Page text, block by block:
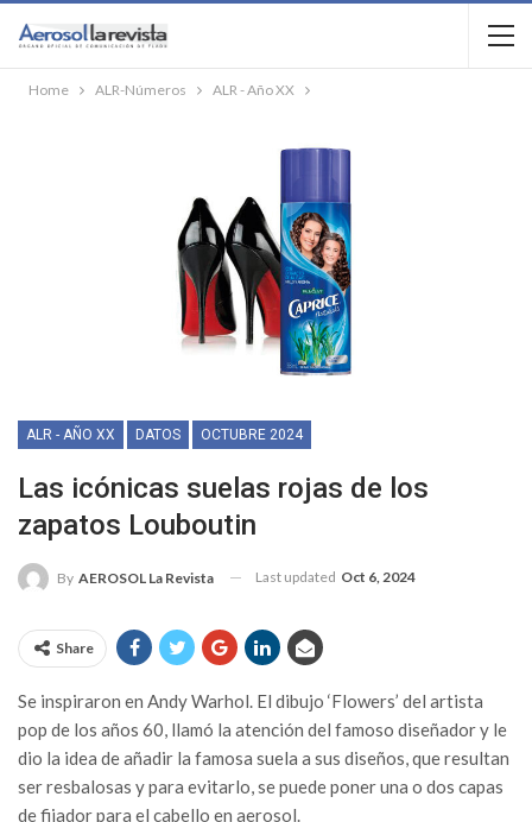
Home ALR-Números ALR - Año XX
ALR - AÑO XX DATOS OCTUBRE 2024
Las icónicas suelas rojas de los
zapatos Louboutin
By AEROSOL La Revista Last updated Oct 6, 2024
Share
Se inspiraron en Andy Warhol. El dibujo ‘Flowers’ del artista
pop de los años 60, llamó la atención del famoso diseñador y le
dio la idea de añadir la famosa suela a sus diseños, que resultan
ser resbalosas y para evitarlo, se puede poner una o dos capas
de fijador para el cabello en aerosol.